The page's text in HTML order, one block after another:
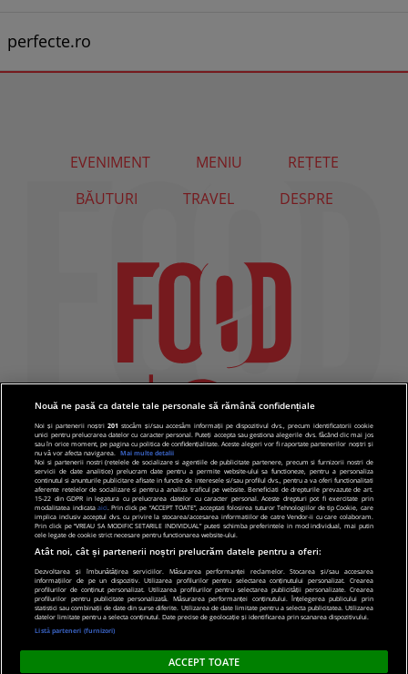
perfecte.ro
EVENIMENT MENIU
REȚETE
BĂUTURI
TRAVEL DESPRE
© 2019 PRO TV S.R.L |Politica de Cookie|Politica
de confidentialitate
Nouă ne pasă ca datele tale personale să rămână confidențiale
Noi și partenerii noștri201 stocăm și/sau accesăm informații pe dispozitivul dvs., precum identificatorii cookie
unici pentru prelucrarea datelor cu caracter personal. Puteți accepta sau gestiona alegerile dvs. făcând clic mai jos
sau în orice moment, pe pagina cu politica de confidențialitate. Aceste alegeri vor fi raportate partenerilor noștri și
nu vă vor afecta navigarea.
Mai multe detalii
Noi si partenerii nostri (retelele de socializare si agentiile de publicitate partenere, precum si furnizorii nostri de
servicii de date analitice) prelucram date pentru a permite website-ului sa functioneze, pentru a personaliza
continutul si anunturile publicitare afisate in functie de interesele si/sau profilul dvs., pentru a va oferi functionalitati
aferente retelelor de socializare si pentru a analiza traficul pe website. Beneficiati de drepturile prevazute de art.
15-22 din GDPR in legatura cu prelucrarea datelor cu caracter personal. Aceste drepturi pot fi exercitate prin
modalitatea indicata aici. Prin click pe “ACCEPT TOATE”, acceptati folosirea tuturor Tehnologiilor de tip Cookie, care
implica inclusiv acceptul dvs. cu privire la stocarea/accesarea informatiilor de catre Vendor-ii cu care colaboram.
Prin click pe “VREAU SA MODIFIC SETARILE INDIVIDUAL” puteti schimba preferintele in mod individual, mai putin
cele legate de cookie strict necesare pentru functionarea website-ului.
Atât noi, cât și partenerii noștri prelucrăm datele pentru a oferi:
Dezvoltarea și îmbunătățirea serviciilor. Măsurarea performanței reclamelor. Stocarea și/sau accesarea
informațiilor de pe un dispozitiv. Utilizarea profilurilor pentru selectarea conținutului personalizat. Crearea
profilurilor de conținut personalizat. Utilizarea profilurilor pentru selectarea publicității personalizate. Crearea
profilurilor pentru publicitate personalizată. Măsurarea performanței conținutului. Înțelegerea publicului prin
statistici sau combinații de date din surse diferite. Utilizarea de date limitate pentru a selecta publicitatea. Utilizarea
datelor limitate pentru a selecta conținutul. Date precise de geolocație și identificarea prin scanarea dispozitivului.
Listă parteneri (furnizori)
ACCEPT TOATE